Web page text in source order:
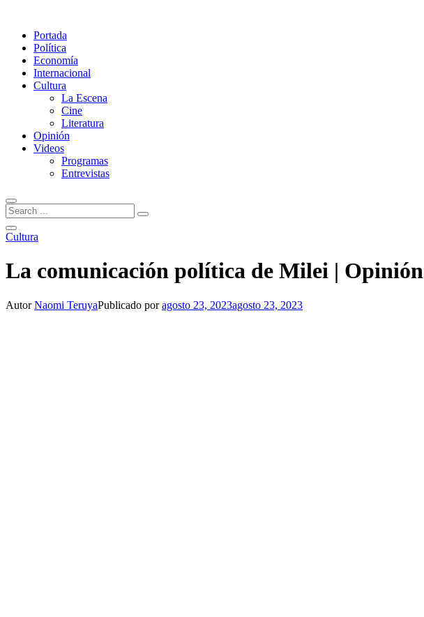
Portada
Política
Economía
Internacional
Cultura
La Escena
Cine
Literatura
Opinión
Videos
Programas
Entrevistas
Cultura
La comunicación política de Milei | Opinión
AutorNaomi TeruyaPublicado poragosto 23, 2023agosto 23, 2023